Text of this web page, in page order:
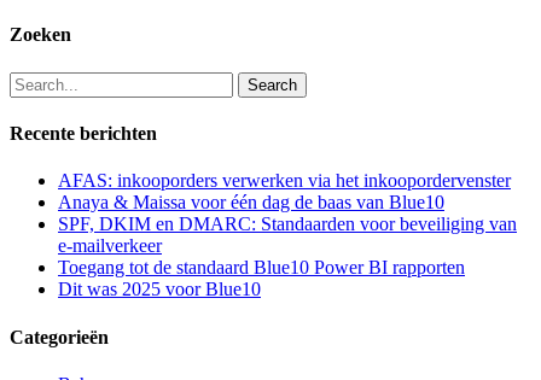
Zoeken
Search
Recente berichten
AFAS: inkooporders verwerken via het inkoopordervenster
Anaya & Maissa voor één dag de baas van Blue10
SPF, DKIM en DMARC: Standaarden voor beveiliging van
e-mailverkeer
Toegang tot de standaard Blue10 Power BI rapporten
Dit was 2025 voor Blue10
Categorieën